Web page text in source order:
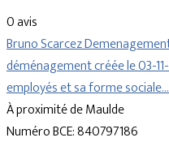
0 avis
Bruno Scarcez
déménagement créée le 03-
employés et sa forme sociale…
À proximité de Maulde
Numéro BCE: 840797186